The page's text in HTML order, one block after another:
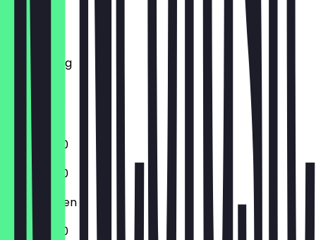
Montag
Dienstag
Mittwoch
Donnerstag
Freitag
Samstag
Sonntag
13:30 - 19:30
13:30 - 19:30
Geschlossen
13:30 - 19:30